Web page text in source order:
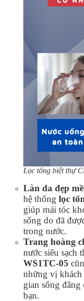
Lọc tổng biệt thự
Làn da đẹp
hệ thống lọc
giúp mái tóc
sống do đã
trong nước.
Trang hoàng
nước siêu sạch
WS1TC-05
những vị
gian sống đẳng
bạn.